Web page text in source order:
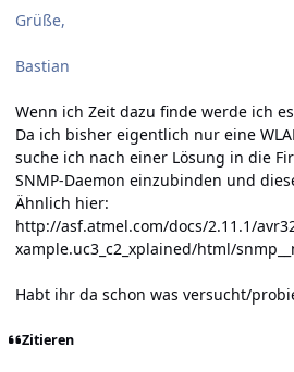
Grüße,
Bastian
Wenn ich Zeit dazu finde werde ich
Da ich bisher eigentlich nur eine
suche ich nach einer Lösung in die
SNMP-Daemon einzubinden und
Ähnlich hier:
http://asf.atmel.com/docs/2.11.1/
xample.uc3_c2_xplained/html/
Habt ihr da schon was versucht/
Zitieren